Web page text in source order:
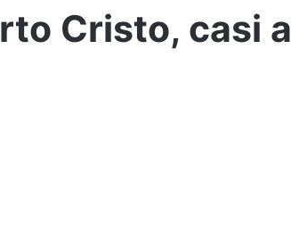
Cristo, casi a